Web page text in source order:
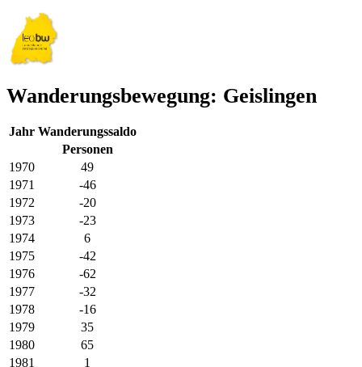
Wanderungsbewegung: Geislingen
Jahr Wanderungssaldo
Personen
1970
49
1971
-46
1972
-20
1973
-23
1974
6
1975
-42
1976
-62
1977
-32
1978
-16
1979
35
1980
65
1981
1